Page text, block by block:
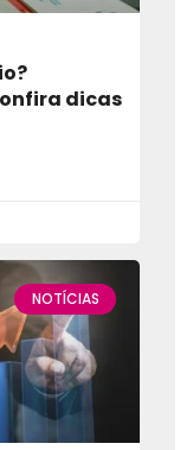
dicas
NOTÍCIAS